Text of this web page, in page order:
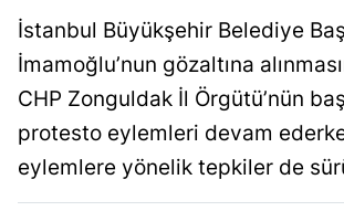
İstanbul Büyükşehir Belediye
İmamoğlu’nun gözaltına
CHP Zonguldak İl Örgütü’nün
protesto eylemleri devam
eylemlere yönelik tepkiler de